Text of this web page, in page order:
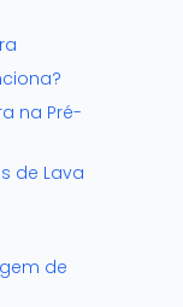
na Pré-
de Lava
de